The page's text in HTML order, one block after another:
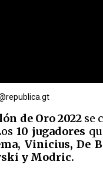
de Oro 2022 se
10 jugadores
Vinicius, De
y Modric.